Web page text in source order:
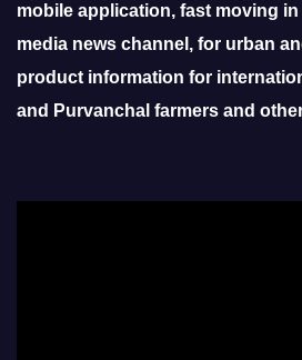
mobile application, fast moving
media news channel, for urban
product information for
and Purvanchal farmers and